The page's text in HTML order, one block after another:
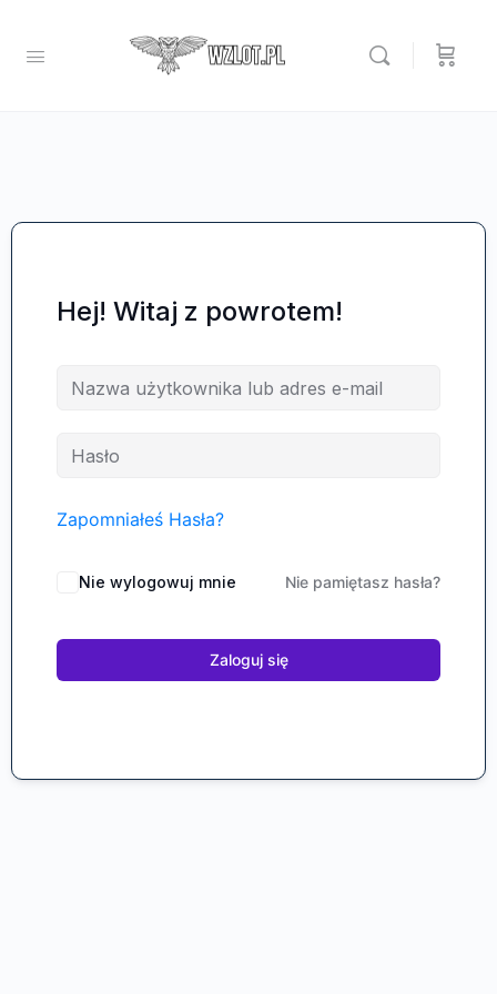
Hej! Witaj z powrotem!
Zapomniałeś Hasła?
Nie wylogowuj mnie Nie pamiętasz hasła?
Zaloguj się